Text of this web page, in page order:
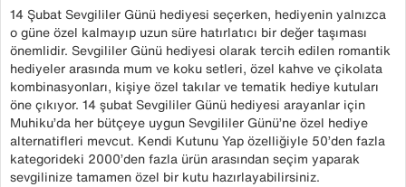
14 Şubat Sevgililer Günü hediyesi seçerken, hediyenin yalnızca
o güne özel kalmayıp uzun süre hatırlatıcı bir değer taşıması
önemlidir. Sevgililer Günü hediyesi olarak tercih edilen romantik
hediyeler arasında mum ve koku setleri, özel kahve ve çikolata
kombinasyonları, kişiye özel takılar ve tematik hediye kutuları
öne çıkıyor. 14 şubat Sevgililer Günü hediyesi arayanlar için
Muhiku’da her bütçeye uygun Sevgililer Günü’ne özel hediye
alternatifleri mevcut. Kendi Kutunu Yap özelliğiyle 50’den fazla
kategorideki 2000’den fazla ürün arasından seçim yaparak
sevgilinize tamamen özel bir kutu hazırlayabilirsiniz.